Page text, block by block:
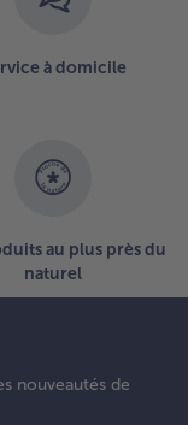
à domicile
au plus près du
naturel
nouveautés de